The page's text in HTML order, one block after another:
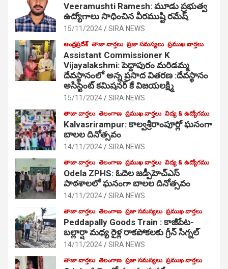
Veeramushti Ramesh: మూడు ప్రభుత్వ
ఉద్యోగాలు సాధించిన వీరముష్టి రమేష్
15/11/2024 SIRA NEWS
ఆంధ్రప్రదేశ్ తాజా వార్తలు ప్రజా సమస్యలు ప్రముఖ వార్తలు
Assistant Commissioner K
Vijayalakshmi: పెద్దాపురం మరిడమ్మ
దేవస్థానంలో అన్న ప్రసాద వితరణ :దేవస్థానం
అసిస్టెంట్ కమిషనర్ కే విజయలక్ష్మి
15/11/2024 SIRA NEWS
తాజా వార్తలు తెలంగాణ ప్రముఖ వార్తలు విద్య & ఉద్యోగము
Kalvasrirampur: కాల్వశ్రీరాంపూర్లో ఘనంగా
బాలల దినోత్సవం
14/11/2024 SIRA NEWS
తాజా వార్తలు తెలంగాణ ప్రముఖ వార్తలు విద్య & ఉద్యోగము
Odela ZPHS: ఓదెల జ‌డ్పీహెచ్ఎస్
పాఠ‌శాల‌లో ఘనంగా బాలల దినోత్సవం
14/11/2024 SIRA NEWS
తాజా వార్తలు తెలంగాణ ప్రజా సమస్యలు ప్రముఖ వార్తలు
Peddapally Goods Train : కాజీపేట-
బల్లార్షా మధ్య రైళ్ల రాకపోకలకు గ్రీన్ సిగ్నల్
14/11/2024 SIRA NEWS
తాజా వార్తలు తెలంగాణ ప్రజా సమస్యలు ప్రముఖ వార్తలు